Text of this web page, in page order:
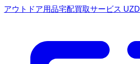
アウトドア用品宅配買取サービス UZD